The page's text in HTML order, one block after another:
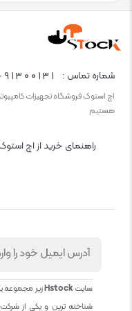
شماره تماس :
اچ استوک فروشگاه تجهیزات
هستیم
راهنمای خرید از اچ
سایتHstockزیر مجموعه